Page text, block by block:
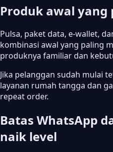
Produk awal
Pulsa, paket data, e-wallet,
kombinasi awal yang paling
produknya familiar dan
Jika pelanggan sudah mulai
layanan rumah tangga dan
repeat order.
Batas WhatsApp
naik level